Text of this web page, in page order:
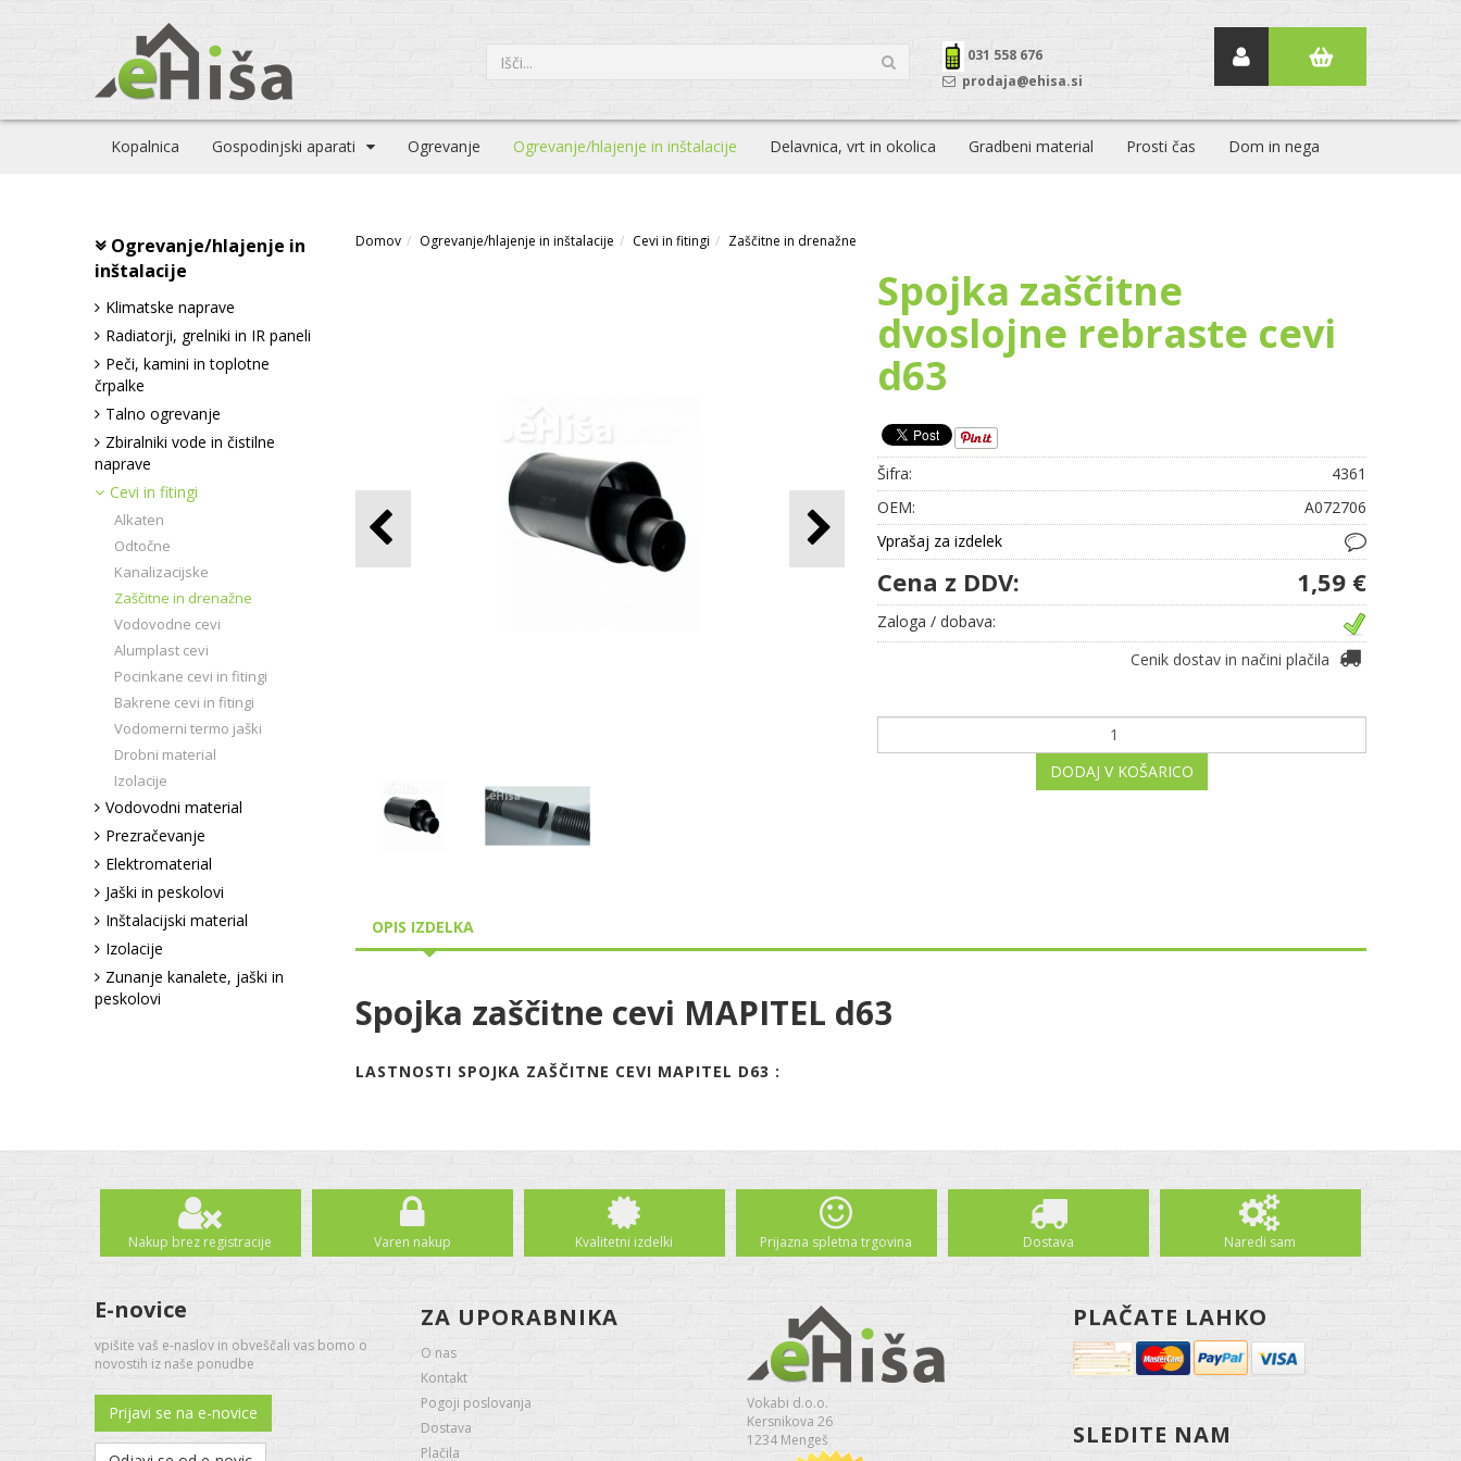
031 558 676
prodaja@ehisa.si
Kopalnica Gospodinjski aparati Ogrevanje Ogrevanje/hlajenje in inštalacije Delavnica, vrt in okolica Gradbeni material Prosti čas Dom in nega
Ogrevanje/hlajenje in
inštalacije
Klimatske naprave
Radiatorji, grelniki in IR paneli
Peči, kamini in toplotne
črpalke
Talno ogrevanje
Zbiralniki vode in čistilne
naprave
Cevi in fitingi
Alkaten
Odtočne
Kanalizacijske
Zaščitne in drenažne
Vodovodne cevi
Alumplast cevi
Pocinkane cevi in fitingi
Bakrene cevi in fitingi
Vodomerni termo jaški
Drobni material
Izolacije
Vodovodni material
Prezračevanje
Elektromaterial
Jaški in peskolovi
Inštalacijski material
Izolacije
Zunanje kanalete, jaški in
peskolovi
Domov Ogrevanje/hlajenje in inštalacije Cevi in fitingi Zaščitne in drenažne
Spojka zaščitne
dvoslojne rebraste cevi
d63
Šifra:
4361
OEM:
A072706
Vprašaj za izdelek
Cena z DDV: 1,59 €
Zaloga / dobava:
Cenik dostav in načini plačila
DODAJ V KOŠARICO
OPIS IZDELKA
Spojka zaščitne cevi MAPITEL d63
LASTNOSTI SPOJKA ZAŠČITNE CEVI MAPITEL D63 :
Nakup brez registracije Varen nakup Kvalitetni izdelki Prijazna spletna trgovina Dostava Naredi sam
E-novice
vpišite vaš e-naslov in obveščali vas bomo o
novostih iz naše ponudbe
Prijavi se na e-novice
ZA UPORABNIKA
O nas
Kontakt
Pogoji poslovanja
Dostava
Plačila
Vokabi d.o.o.
Kersnikova 26
1234 Mengeš
PLAČATE LAHKO
SLEDITE NAM